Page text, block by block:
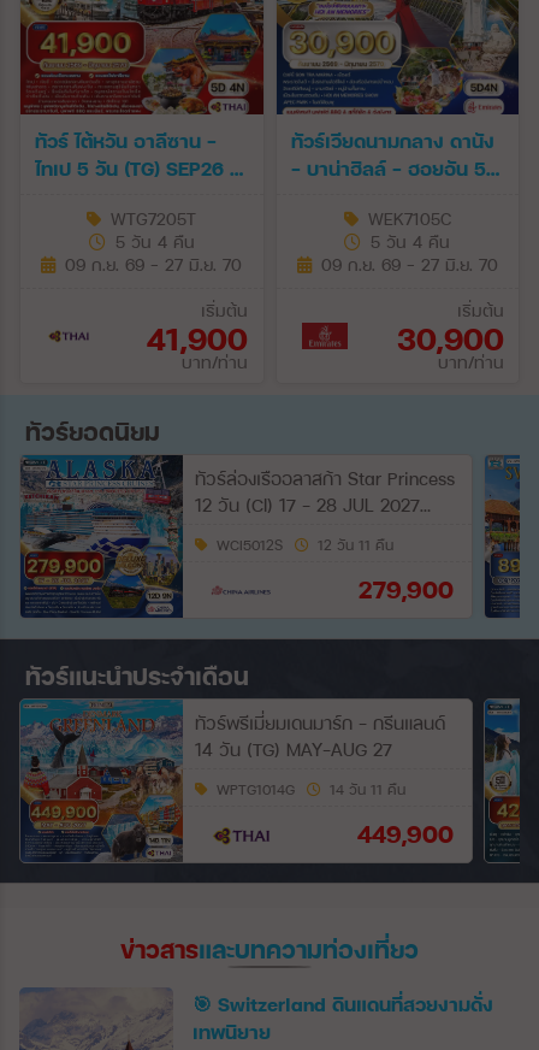
ทัวร์ ไต้หวัน อาลีซาน -
ไทเป 5 วัน (TG) SEP26 -
WTG7205T
5 วัน 4 คืน
09 ก.ย. 69 - 27 มิ.ย. 70
เริ่มต้น
41,900
บาท/ท่าน
ทัวร์เวียดนามกลาง ดานัง
- บาน่าฮิลล์ - ฮอยอัน 5
WEK7105C
5 วัน 4 คืน
09 ก.ย. 69 - 27 มิ.ย. 70
เริ่มต้น
30,900
บาท/ท่าน
ทัวร์ยอดนิยม
ทัวร์ล่องเรืออลาสก้า Star Princess
12 วัน (CI) 17 - 28 JUL 2027
WCI5012S 12 วัน 11 คืน
279,900
ทัวร์แนะนำประจำเดือน
ทัวร์พรีเมี่ยมเดนมาร์ก - กรีนแลนด์
14 วัน (TG) MAY-AUG 27
WPTG1014G 14 วัน 11 คืน
449,900
ข่าวสารและบทความท่องเที่ยว
🎯 Switzerland ดินแดนที่สวยงามดั่ง
เทพนิยาย